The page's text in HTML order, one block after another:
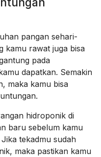
pangan sehari-
kamu rawat juga bisa
pada
dapatkan. Semakin
maka kamu bisa
hidroponik di
baru sebelum kamu
tekadmu sudah
maka pastikan kamu